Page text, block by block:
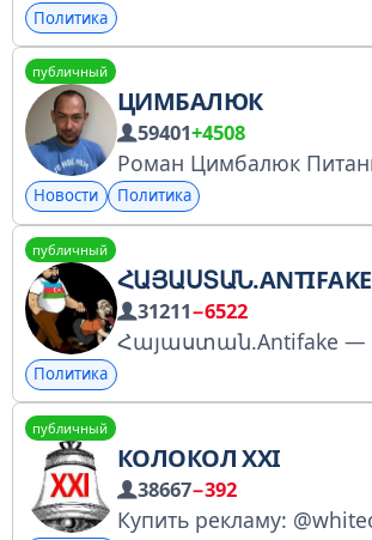
Политика
публичный
ЦИМБАЛЮК
59401+4508
Новости Политика
публичный
ՀԱՅԱՍՏԱՆ.ANTIFAKE
31211−6522
Политика
публичный
КОЛОКОЛ XXI
38667−392